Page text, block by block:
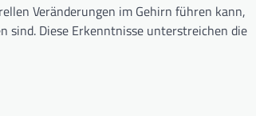
Veränderungen im Gehirn führen kann,
sind. Diese Erkenntnisse unterstreichen die